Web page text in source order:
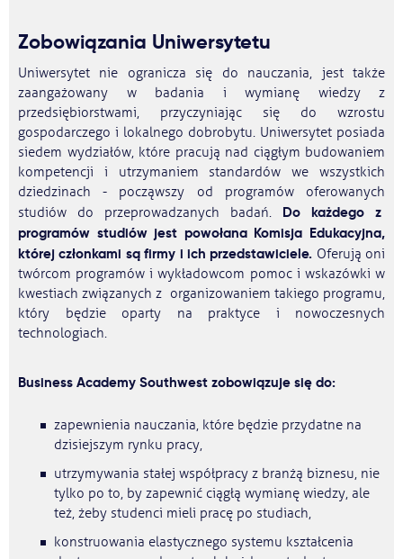
Zobowiązania Uniwersytetu
Uniwersytet nie ogranicza się do nauczania, jest także
zaangażowany w badania i wymianę wiedzy z
przedsiębiorstwami, przyczyniając się do wzrostu
gospodarczego i lokalnego dobrobytu. Uniwersytet posiada
siedem wydziałów, które pracują nad ciągłym budowaniem
kompetencji i utrzymaniem standardów we wszystkich
dziedzinach - począwszy od programów oferowanych
studiów do przeprowadzanych badań. Do każdego z
programów studiów jest powołana Komisja Edukacyjna,
której członkami są firmy i ich przedstawiciele. Oferują oni
twórcom programów i wykładowcom pomoc i wskazówki w
kwestiach związanych z organizowaniem takiego programu,
który będzie oparty na praktyce i nowoczesnych
technologiach.
Business Academy Southwest zobowiązuje się do:
zapewnienia nauczania, które będzie przydatne na
dzisiejszym rynku pracy,
utrzymywania stałej współpracy z branżą biznesu, nie
tylko po to, by zapewnić ciągłą wymianę wiedzy, ale
też, żeby studenci mieli pracę po studiach,
konstruowania elastycznego systemu kształcenia